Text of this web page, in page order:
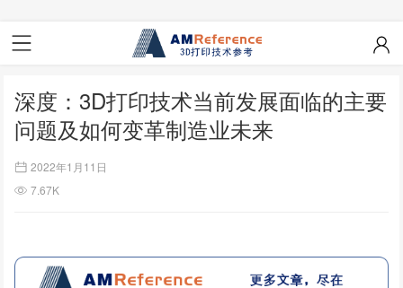
深度：3D打印技术当前发展面临的主要
问题及如何变革制造业未来
2022年1月11日
7.67K